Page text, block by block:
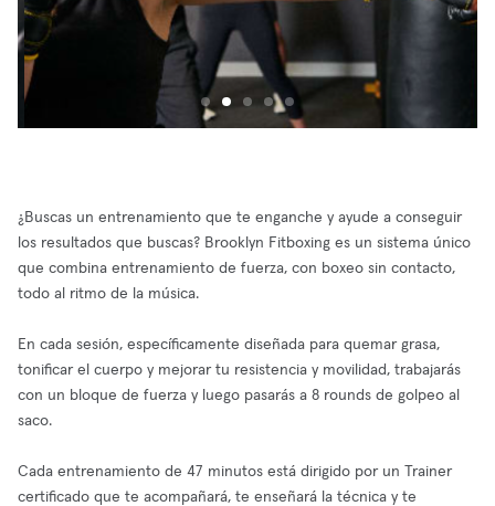
¿Buscas un entrenamiento que te enganche y ayude a conseguir
los resultados que buscas? Brooklyn Fitboxing es un sistema único
que combina entrenamiento de fuerza, con boxeo sin contacto,
todo al ritmo de la música.
En cada sesión, específicamente diseñada para quemar grasa,
tonificar el cuerpo y mejorar tu resistencia y movilidad, trabajarás
con un bloque de fuerza y luego pasarás a 8 rounds de golpeo al
saco.
Cada entrenamiento de 47 minutos está dirigido por un Trainer
certificado que te acompañará, te enseñará la técnica y te